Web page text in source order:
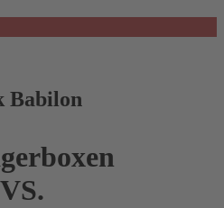
Babilon
boxen
VS.